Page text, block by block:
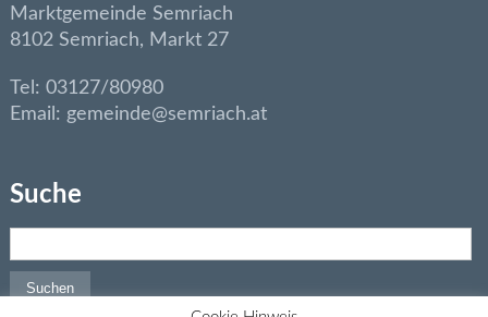
Marktgemeinde Semriach
8102 Semriach, Markt 27
Tel: 03127/80980
Email: gemeinde@semriach.at
Suche